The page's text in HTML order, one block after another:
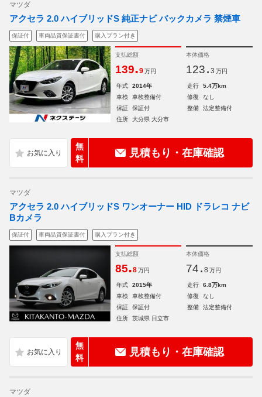
マツダ
アクセラ 2.0 ハイブリッドS 純正ナビ バックカメラ 禁煙車
保証付 車両品質保証書付 購入プラン付き
支払総額
139.9 万円
本体価格
123. 3 万円
年式 2014年 走行
5.4万km
車検
車検整備付 修復
なし
保証
保証付 整備
法定整備付
住所
大分県 大分市
無
料
見積もり・在庫確認
マツダ
アクセラ 2.0 ハイブリッドS ワンオーナー HID ドラレコ ナビ
Bカメラ
保証付 車両品質保証書付 購入プラン付き
支払総額
85.8 万円
本体価格
74. 8 万円
年式 2015年 走行
6.8万km
車検
車検整備付 修復
なし
保証
保証付 整備
法定整備付
住所
茨城県 日立市
無
料
見積もり・在庫確認
マツダ